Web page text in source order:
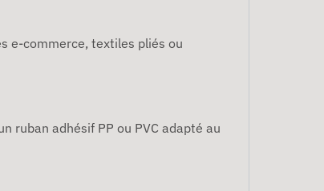
e-commerce, textiles pliés ou
ruban adhésif PP ou PVC adapté au